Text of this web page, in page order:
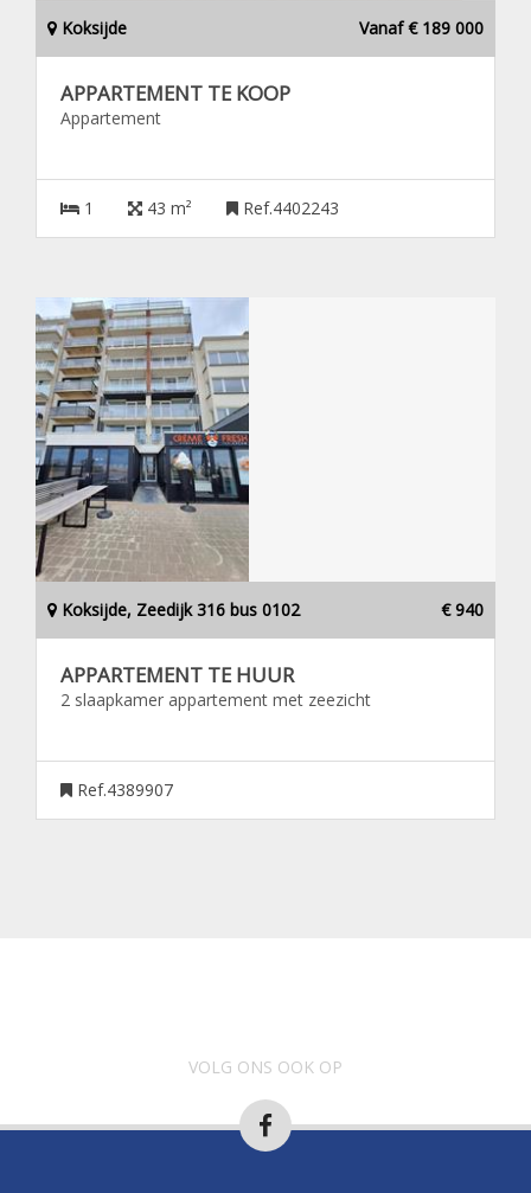
Koksijde Vanaf € 189 000
APPARTEMENT TE KOOP
Appartement
1 43 m² Ref.4402243
Koksijde, Zeedijk 316 bus 0102 € 940
APPARTEMENT TE HUUR
2 slaapkamer appartement met zeezicht
Ref.4389907
VOLG ONS OOK OP